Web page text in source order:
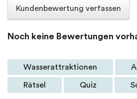
Kundenbewertung verfassen
Noch keine Bewertungen
Wasserattraktionen
Rätsel Quiz